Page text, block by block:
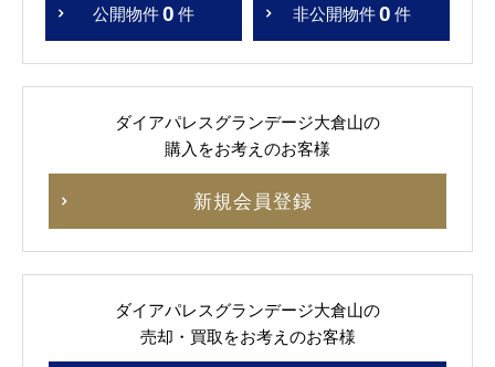
公開物件0 件 非公開物件 0 件
ダイアパレスグランデージ大倉山の
購入をお考えのお客様
新規会員登録
ダイアパレスグランデージ大倉山の
売却・買取をお考えのお客様